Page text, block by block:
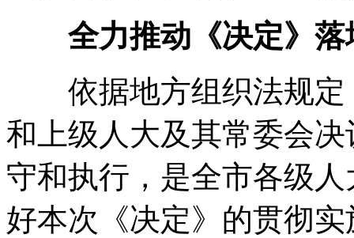
全力推动《决定》落
依据地方组织法规定
和上级人大及其常委会
守和执行 ， 是全市各级
好本次《决定》的贯彻实